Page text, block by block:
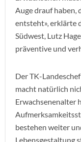
Auge drauf haben,
entsteht», erklärte
Südwest, Lutz
präventive und
Der TK-
macht natürlich
Erwachsenenalter
bestehen weiter
Lebensgestaltung